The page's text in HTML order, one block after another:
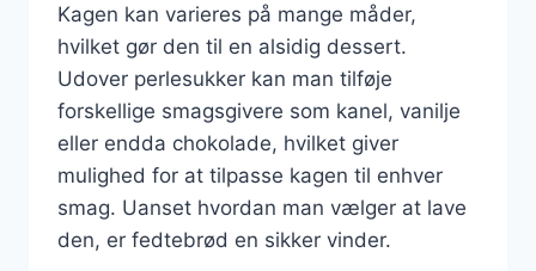
Kagen kan varieres på mange måder,
hvilket gør den til en alsidig dessert.
Udover perlesukker kan man tilføje
forskellige smagsgivere som kanel, vanilje
eller endda chokolade, hvilket giver
mulighed for at tilpasse kagen til enhver
smag. Uanset hvordan man vælger at lave
den, er fedtebrød en sikker vinder.